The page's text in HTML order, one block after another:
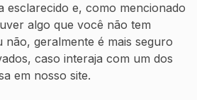
esclarecido e, como mencionado
algo que você não tem
não, geralmente é mais seguro
caso interaja com um dos
em nosso site.